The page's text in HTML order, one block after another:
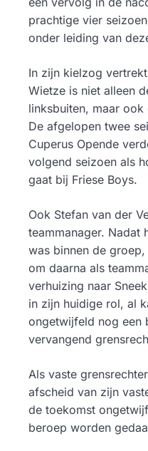
prachtige vier
onder leiding van
In zijn kielzog
Wietze is niet alleen
linksbuiten, maar
De afgelopen twee
Cuperus Opende
volgend seizoen als
gaat bij Friese Boys.
Ook Stefan van der
teammanager. Nadat
was binnen de
om daarna als
verhuizing naar
in zijn huidige rol, al
ongetwijfeld nog een
vervangend
Als vaste
afscheid van zijn
de toekomst
beroep worden